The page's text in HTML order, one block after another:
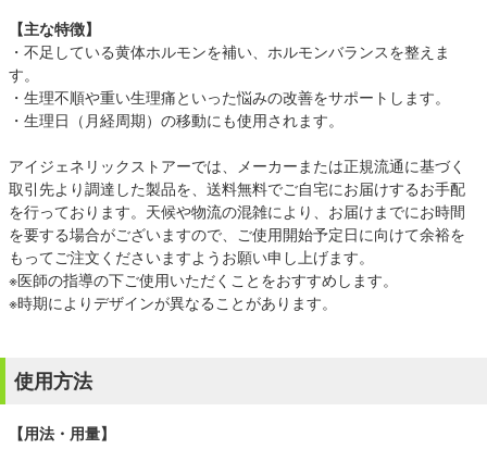
【主な特徴】
・不足している黄体ホルモンを補い、ホルモンバランスを整えま
す。
・生理不順や重い生理痛といった悩みの改善をサポートします。
・生理日（月経周期）の移動にも使用されます。
アイジェネリックストアーでは、メーカーまたは正規流通に基づく
取引先より調達した製品を、送料無料でご自宅にお届けするお手配
を行っております。天候や物流の混雑により、お届けまでにお時間
を要する場合がございますので、ご使用開始予定日に向けて余裕を
もってご注文くださいますようお願い申し上げます。
※医師の指導の下ご使用いただくことをおすすめします。
※時期によりデザインが異なることがあります。
使用方法
【用法・用量】